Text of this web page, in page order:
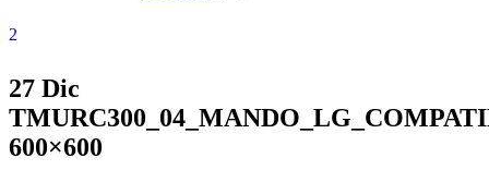
27 Dic
600×600